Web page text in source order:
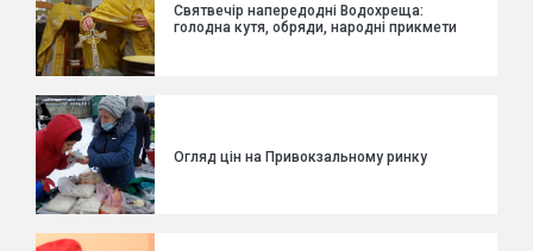
Святвечір напередодні Водохреща:
голодна кутя, обряди, народні прикмети
Огляд цін на Привокзальному ринку